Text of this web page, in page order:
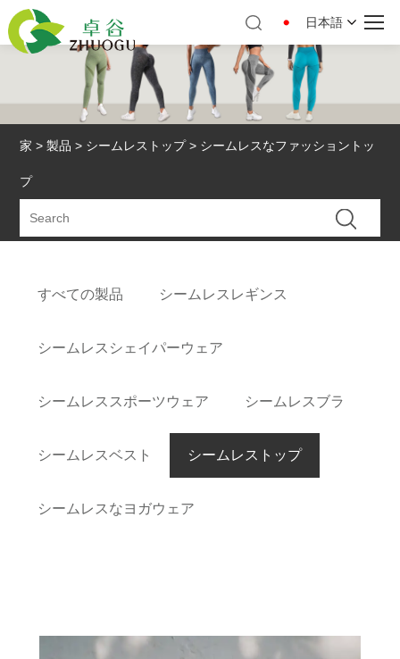
日本語
家 > 製品 > シームレストップ> シームレスなファッショントッ
プ
すべての製品 シームレスレギンス
シームレスシェイパーウェア
シームレススポーツウェア シームレスブラ
シームレスベスト シームレストップ
シームレスなヨガウェア